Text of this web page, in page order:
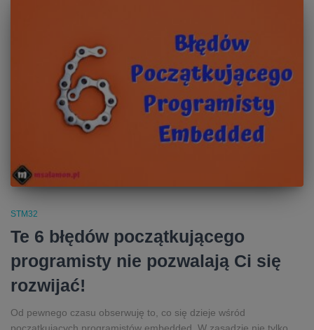
STM32
Te 6 błędów początkującego
programisty nie pozwalają Ci się
rozwijać!
Od pewnego czasu obserwuję to, co się dzieje wśród